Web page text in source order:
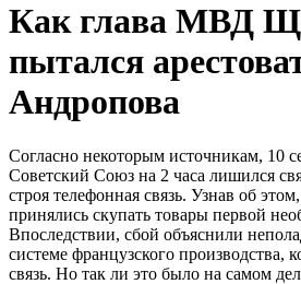
Как глава МВД
пытался
Андропова
Согласно некоторым источникам, 10
Советский Союз на 2 часа лишился
строя телефонная связь. Узнав об
принялись скупать товары первой
Впоследствии, сбой объяснили
системе французского производства,
связь. Но так ли это было на самом